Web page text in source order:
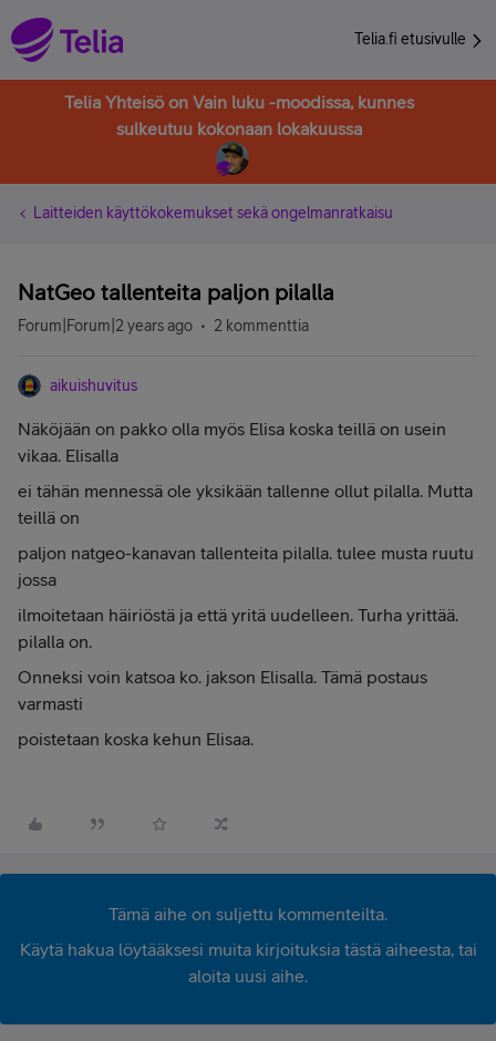
Telia.fi etusivulle
Telia Yhteisö on Vain luku -moodissa, kunnes
sulkeutuu kokonaan lokakuussa
Laitteiden käyttökokemukset sekä ongelmanratkaisu
NatGeo tallenteita paljon pilalla
Forum|Forum|2 years ago 2 kommenttia
aikuishuvitus
Näköjään on pakko olla myös Elisa koska teillä on usein
vikaa. Elisalla
ei tähän mennessä ole yksikään tallenne ollut pilalla. Mutta
teillä on
paljon natgeo-kanavan tallenteita pilalla. tulee musta ruutu
jossa
ilmoitetaan häiriöstä ja että yritä uudelleen. Turha yrittää.
pilalla on.
Onneksi voin katsoa ko. jakson Elisalla. Tämä postaus
varmasti
poistetaan koska kehun Elisaa.
Tämä aihe on suljettu kommenteilta.
Käytä hakua löytääksesi muita kirjoituksia tästä aiheesta, tai
aloita uusi aihe.